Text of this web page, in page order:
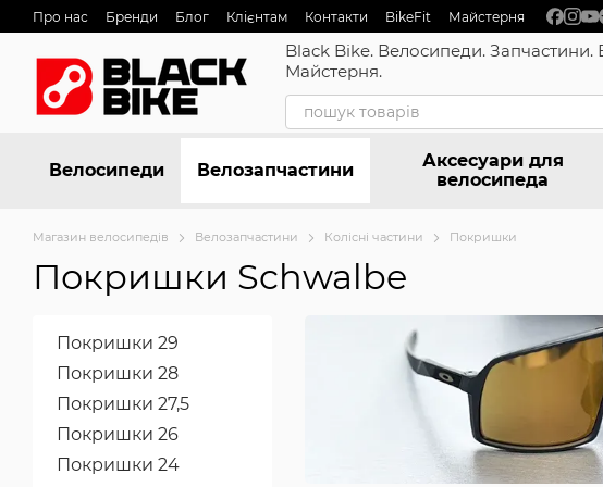
Перейти до основного контенту
Про нас Бренди Блог Клієнтам Контакти BikeFit Майстерня
Black Bike. Велосипеди. Запчастини.
Майстерня.
Велосипеди Велозапчастини
Аксесуари для
велосипеда
Магазин велосипедів Велозапчастини Колісні частини Покришки
Покришки Schwalbe
Покришки 29
Покришки 28
Покришки 27,5
Покришки 26
Покришки 24